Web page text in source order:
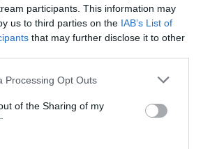
participants. This information may
us to third parties on the IAB’s List of
that may further disclose it to other
website/app uses one or more Google
or usage behaviour. You may click to
to Google and its third-party tags to
specified purposes in below Google
Processing Opt Outs
of the Sharing of my
προϊόντα αυξήθηκαν και πού
στα σούπερ μάρκετ